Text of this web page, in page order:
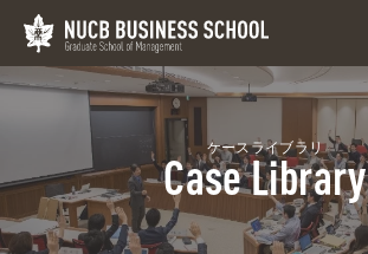
ケースライブラリ
Case Library